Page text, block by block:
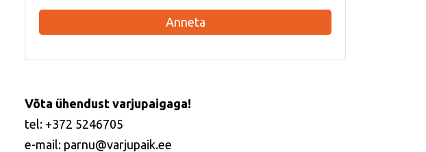
Anneta
Võta ühendust varjupaigaga!
tel: +372 5246705
e-mail: parnu@varjupaik.ee